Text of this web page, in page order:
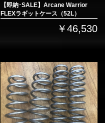
【即納･SALE】Arcane Warrior
FLEXラギットケース（52L）
￥46,530